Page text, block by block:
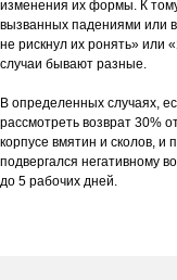
изменения их формы. К
вызванных падениями или
не рискнул их ронять» или
случаи бывают разные.
В определенных случаях,
рассмотреть возврат 30%
корпусе вмятин и сколов,
подвергался негативному
до 5 рабочих дней.